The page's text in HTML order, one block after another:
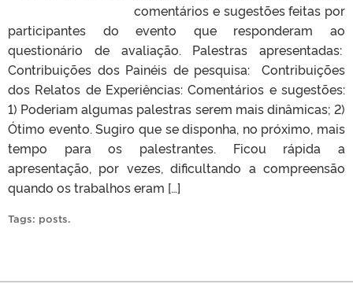
comentários e sugestões feitas por
participantes do evento que responderam ao
questionário de avaliação. Palestras apresentadas:
Contribuições dos Painéis de pesquisa: Contribuições
dos Relatos de Experiências: Comentários e sugestões:
1) Poderiam algumas palestras serem mais dinâmicas; 2)
Ótimo evento. Sugiro que se disponha, no próximo, mais
tempo para os palestrantes. Ficou rápida a
apresentação, por vezes, dificultando a compreensão
quando os trabalhos eram […]
Tags: posts.